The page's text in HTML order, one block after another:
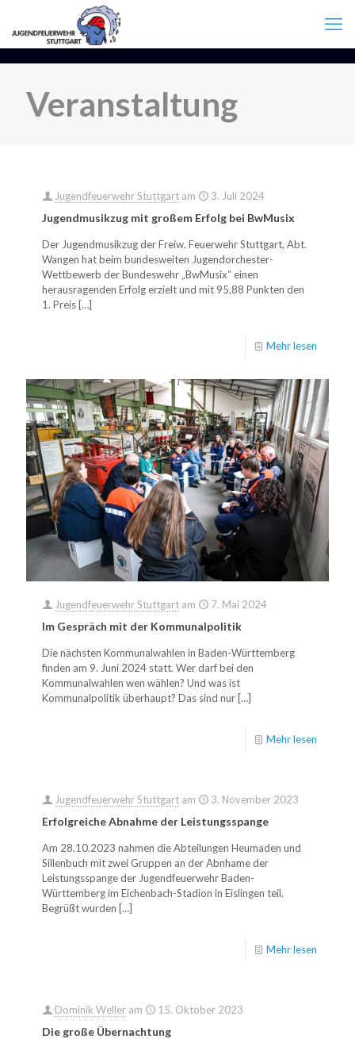
Veranstaltung
Jugendfeuerwehr Stuttgart am 3. Juli 2024
Jugendmusikzug mit großem Erfolg bei BwMusix
Der Jugendmusikzug der Freiw. Feuerwehr Stuttgart, Abt.
Wangen hat beim bundesweiten Jugendorchester-
Wettbewerb der Bundeswehr „BwMusix“ einen
herausragenden Erfolg erzielt und mit 95,88 Punkten den
1. Preis […]
Mehr lesen
Jugendfeuerwehr Stuttgart am 7. Mai 2024
Im Gespräch mit der Kommunalpolitik
Die nächsten Kommunalwahlen in Baden-Württemberg
finden am 9. Juni 2024 statt. Wer darf bei den
Kommunalwahlen wen wählen? Und was ist
Kommunalpolitik überhaupt? Das sind nur […]
Mehr lesen
Jugendfeuerwehr Stuttgart am 3. November 2023
Erfolgreiche Abnahme der Leistungsspange
Am 28.10.2023 nahmen die Abteilungen Heumaden und
Sillenbuch mit zwei Gruppen an der Abnhame der
Leistungsspange der Jugendfeuerwehr Baden-
Württemberg im Eichenbach-Stadion in Eislingen teil.
Begrüßt wurden […]
Mehr lesen
Dominik Weller am 15. Oktober 2023
Die große Übernachtung